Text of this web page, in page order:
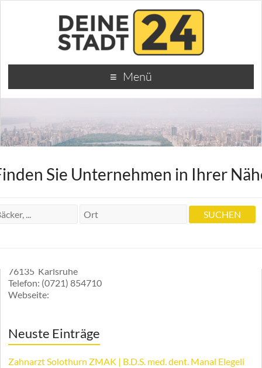
Menü
Sie Unternehmen in Ihrer
76135 Karlsruhe
Telefon: (0721) 854710
Webseite:
Neuste Einträge
Zahnarzt Solothurn ZMAK | B.D.S. med. dent. Manal Elegeli